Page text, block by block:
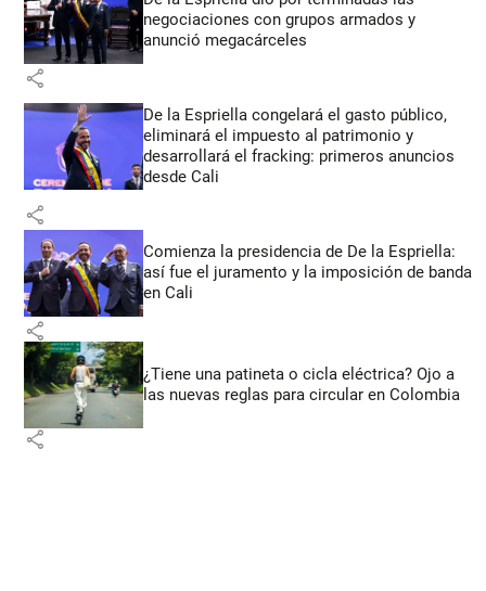
negociaciones con grupos armados y
anunció megacárceles
share
De la Espriella congelará el gasto público,
eliminará el impuesto al patrimonio y
desarrollará el fracking: primeros anuncios
desde Cali
share
Comienza la presidencia de De la Espriella:
así fue el juramento y la imposición de banda
en Cali
share
¿Tiene una patineta o cicla eléctrica? Ojo a
las nuevas reglas para circular en Colombia
share